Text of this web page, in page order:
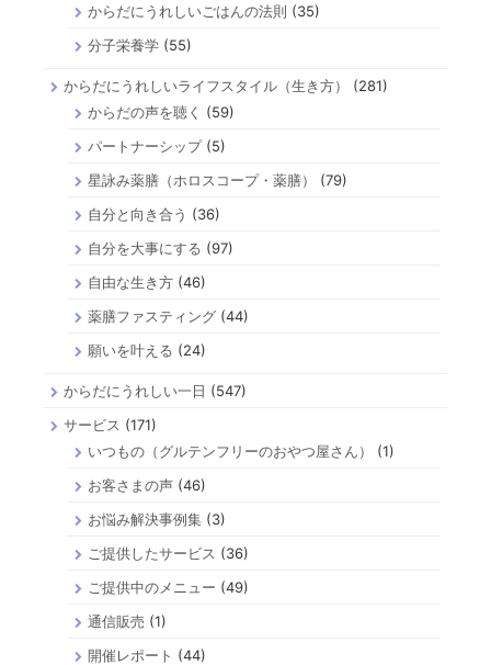
からだにうれしいごはんの法則 (35)
分子栄養学 (55)
からだにうれしいライフスタイル（生き方）
(281)
からだの声を聴く
(59)
パートナーシップ(5)
星詠み薬膳（ホロスコープ・薬膳）
(79)
自分と向き合う (36)
自分を大事にする (97)
自由な生き方 (46)
薬膳ファスティング (44)
願いを叶える (24)
からだにうれしい一日 (547)
サービス (171)
いつもの（グルテンフリーのおやつ屋さん）
(1)
お客さまの声 (46)
お悩み解決事例集 (3)
ご提供したサービス (36)
ご提供中のメニュー (49)
通信販売 (1)
開催レポート (44)